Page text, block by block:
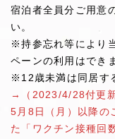
宿泊者全員分ご用意
い。
※持参忘れ等により
ペーンの利用はでき
※12歳未満は同居す
→（2023/4/28付更新
5月8日（月）以降の
た「ワクチン接種回